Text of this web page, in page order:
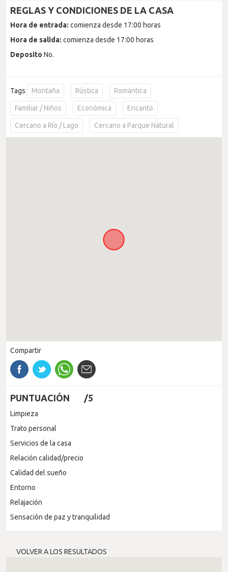
REGLAS Y CONDICIONES DE LA CASA
Hora de entrada: comienza desde 17:00 horas
Hora de salida: comienza desde 17:00 horas
Deposito No.
Tags Montaña Rústica Romántica
Familiar / Niños Económica Encanto
Cercano a Río / Lago Cercano a Parque Natural
Compartir
PUNTUACIÓN /5
Limpieza
Trato personal
Servicios de la casa
Relación calidad/precio
Calidad del sueño
Entorno
Relajación
Sensación de paz y tranquilidad
VOLVER A LOS RESULTADOS